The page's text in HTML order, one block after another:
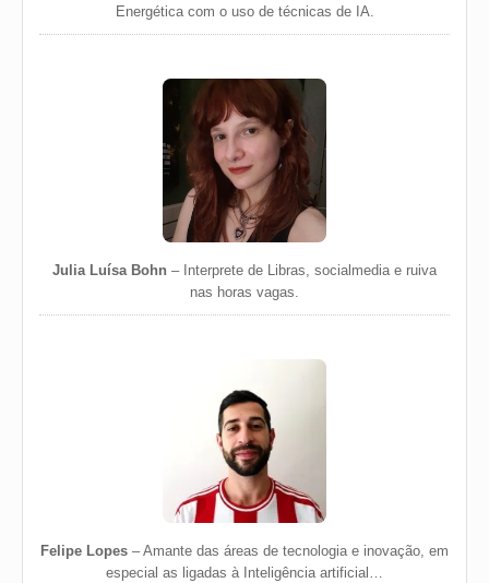
Energética com o uso de técnicas de IA.
Julia Luísa Bohn – Interprete de Libras, socialmedia e ruiva
nas horas vagas.
Felipe Lopes – Amante das áreas de tecnologia e inovação, em
especial as ligadas à Inteligência artificial…